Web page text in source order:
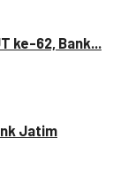
ke-62, Bank...
Jatim